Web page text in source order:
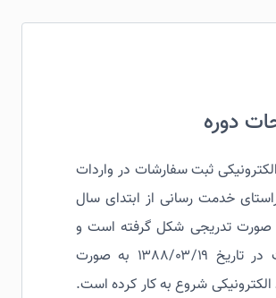
دوره
ثبت سفارشات در واردات
راستای خدمت رسانی از ابتدای سال
به صورت تدریجی شکل گرفته است و
در نهایت در تاریخ ۱۳۸۸/۰۳/۱۹ به صورت
شروع به کار کرده است.